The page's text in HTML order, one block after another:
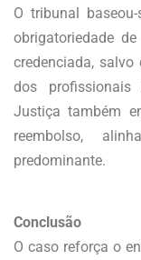
O tribunal
obrigatoriedade
credenciada,
dos profissionais
Justiça também
reembolso,
predominante.
Conclusão
O caso reforça o